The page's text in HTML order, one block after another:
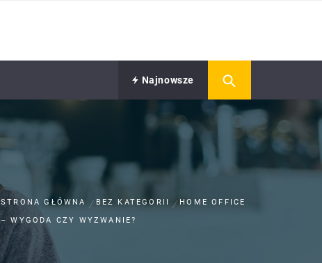
Najnowsze
STRONA GŁÓWNA BEZ KATEGORII
HOME OFFICE
– WYGODA CZY WYZWANIE?